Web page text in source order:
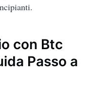
con Btc
Passo a